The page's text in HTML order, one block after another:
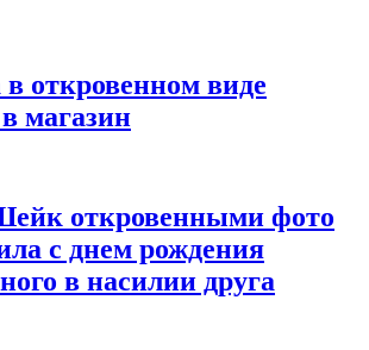
откровенном виде
магазин
откровенными фото
с днем рождения
в насилии друга